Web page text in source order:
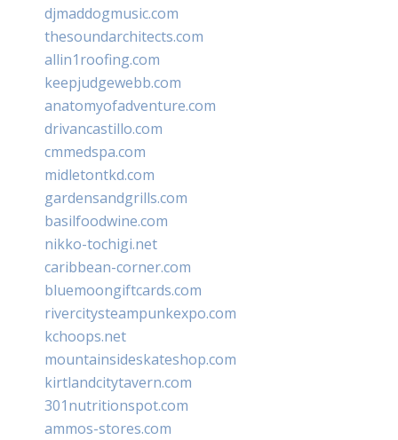
djmaddogmusic.com
thesoundarchitects.com
allin1roofing.com
keepjudgewebb.com
anatomyofadventure.com
drivancastillo.com
cmmedspa.com
midletontkd.com
gardensandgrills.com
basilfoodwine.com
nikko-tochigi.net
caribbean-corner.com
bluemoongiftcards.com
rivercitysteampunkexpo.com
kchoops.net
mountainsideskateshop.com
kirtlandcitytavern.com
301nutritionspot.com
ammos-stores.com